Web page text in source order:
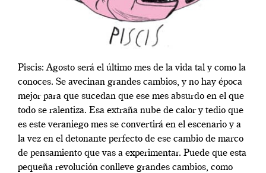
Piscis: Agosto será el último mes de la vida tal y como la
conoces. Se avecinan grandes cambios, y no hay época
mejor para que sucedan que ese mes absurdo en el que
todo se ralentiza. Esa extraña nube de calor y tedio que
es este veraniego mes se convertirá en el escenario y a
la vez en el detonante perfecto de ese cambio de marco
de pensamiento que vas a experimentar. Puede que esta
pequeña revolución conlleve grandes cambios, como